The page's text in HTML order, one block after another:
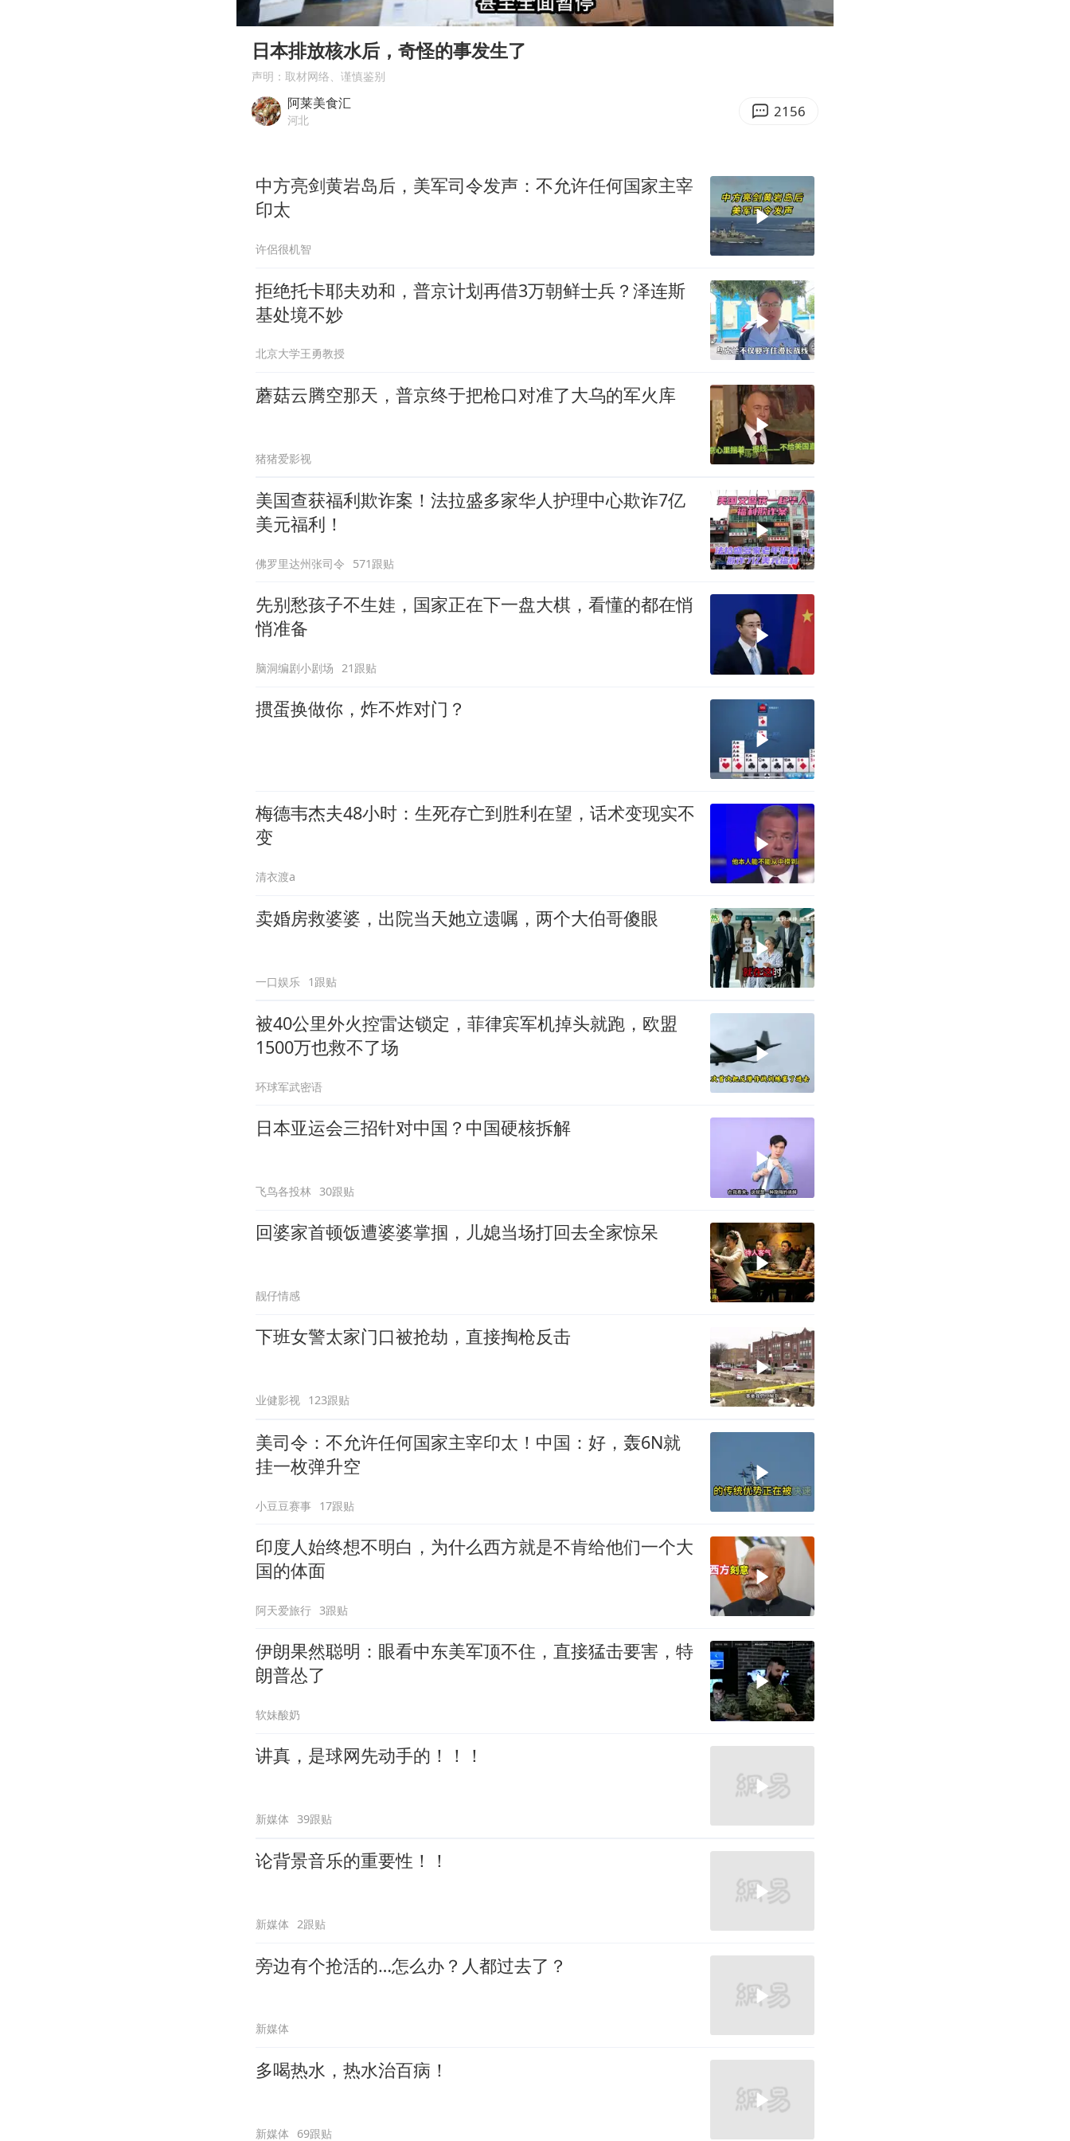
河南某医院2.33亿工程串标案细节披露
立秋的仪式感
Play
00:00 08:26
Enter
日本排放核水后，奇怪的事发生了
声明：取材网络、谨慎鉴别
阿莱美食汇
河北 2156
中方亮剑黄岩岛后，美军司令发声：不允许任何国家主宰
印太
许侶很机智
拒绝托卡耶夫劝和，普京计划再借3万朝鲜士兵？泽连斯
基处境不妙
北京大学王勇教授
蘑菇云腾空那天，普京终于把枪口对准了大乌的军火库
猪猪爱影视
美国查获福利欺诈案！法拉盛多家华人护理中心欺诈7亿
美元福利！
佛罗里达州张司令 571跟贴
先别愁孩子不生娃，国家正在下一盘大棋，看懂的都在悄
悄准备
脑洞编剧小剧场 21跟贴
掼蛋换做你，炸不炸对门？
梅德韦杰夫48小时：生死存亡到胜利在望，话术变现实不
变
清衣渡a
卖婚房救婆婆，出院当天她立遗嘱，两个大伯哥傻眼
一口娱乐 1跟贴
被40公里外火控雷达锁定，菲律宾军机掉头就跑，欧盟
1500万也救不了场
环球军武密语
日本亚运会三招针对中国？中国硬核拆解
飞鸟各投林 30跟贴
回婆家首顿饭遭婆婆掌掴，儿媳当场打回去全家惊呆
靓仔情感
下班女警太家门口被抢劫，直接掏枪反击
业健影视 123跟贴
美司令：不允许任何国家主宰印太！中国：好，轰6N就
挂一枚弹升空
小豆豆赛事 17跟贴
印度人始终想不明白，为什么西方就是不肯给他们一个大
国的体面
阿天爱旅行 3跟贴
伊朗果然聪明：眼看中东美军顶不住，直接猛击要害，特
朗普怂了
软妹酸奶
讲真，是球网先动手的！！！
新媒体 39跟贴
论背景音乐的重要性！！
新媒体 2跟贴
旁边有个抢活的…怎么办？人都过去了？
新媒体
多喝热水，热水治百病！
新媒体 69跟贴